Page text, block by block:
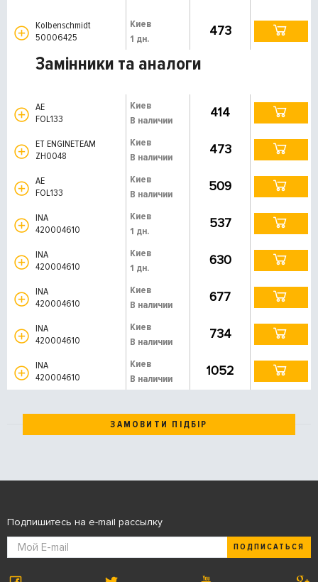
Kolbenschmidt
50006425
Киев
1 дн.
473
Замінники та аналоги
AE
FOL133
Киев
В наличии
414
ET ENGINETEAM
ZH0048
Киев
В наличии
473
AE
FOL133
Киев
В наличии
509
INA
420004610
Киев
1 дн.
537
INA
420004610
Киев
1 дн.
630
INA
420004610
Киев
В наличии
677
INA
420004610
Киев
В наличии
734
INA
420004610
Киев
В наличии
1052
ЗАМОВИТИ ПІДБІР
Подпишитесь на e-mail рассылку
ПОДПИСАТЬСЯ